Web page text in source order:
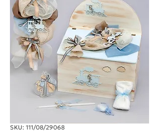
SKU: 111/08/29068